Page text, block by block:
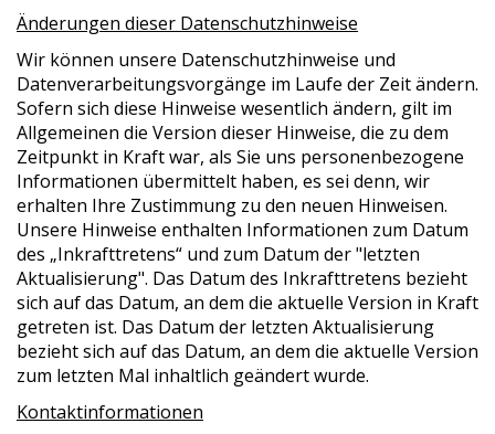
Änderungen dieser Datenschutzhinweise
Wir können unsere Datenschutzhinweise und
Datenverarbeitungsvorgänge im Laufe der Zeit ändern.
Sofern sich diese Hinweise wesentlich ändern, gilt im
Allgemeinen die Version dieser Hinweise, die zu dem
Zeitpunkt in Kraft war, als Sie uns personenbezogene
Informationen übermittelt haben, es sei denn, wir
erhalten Ihre Zustimmung zu den neuen Hinweisen.
Unsere Hinweise enthalten Informationen zum Datum
des „Inkrafttretens“ und zum Datum der "letzten
Aktualisierung". Das Datum des Inkrafttretens bezieht
sich auf das Datum, an dem die aktuelle Version in Kraft
getreten ist. Das Datum der letzten Aktualisierung
bezieht sich auf das Datum, an dem die aktuelle Version
zum letzten Mal inhaltlich geändert wurde.
Kontaktinformationen